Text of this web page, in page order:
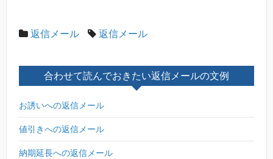
返信メール 返信メール
合わせて読んでおきたい返信メールの文例
お誘いへの返信メール
値引きへの返信メール
納期延長への返信メール